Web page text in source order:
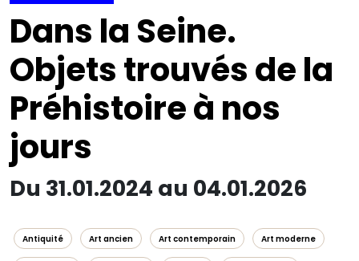
Dans la Seine.
Objets trouvés de la
Préhistoire à nos
jours
Du 31.01.2024 au 04.01.2026
Antiquité Art ancien Art contemporain Art moderne